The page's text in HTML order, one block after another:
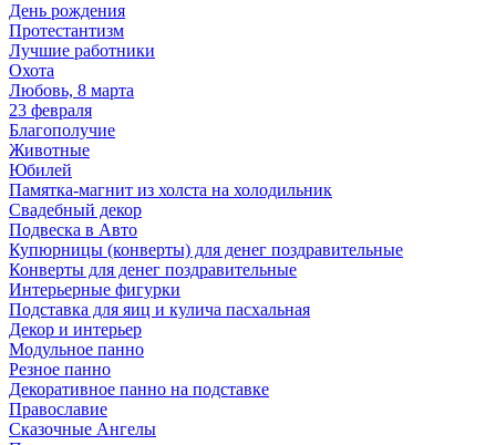
День рождения
Протестантизм
Лучшие работники
Охота
Любовь, 8 марта
23 февраля
Благополучие
Животные
Юбилей
Памятка-магнит из холста на холодильник
Свадебный декор
Подвеска в Авто
Купюрницы (конверты) для денег поздравительные
Конверты для денег поздравительные
Интерьерные фигурки
Подставка для яиц и кулича пасхальная
Декор и интерьер
Модульное панно
Резное панно
Декоративное панно на подставке
Православие
Сказочные Ангелы